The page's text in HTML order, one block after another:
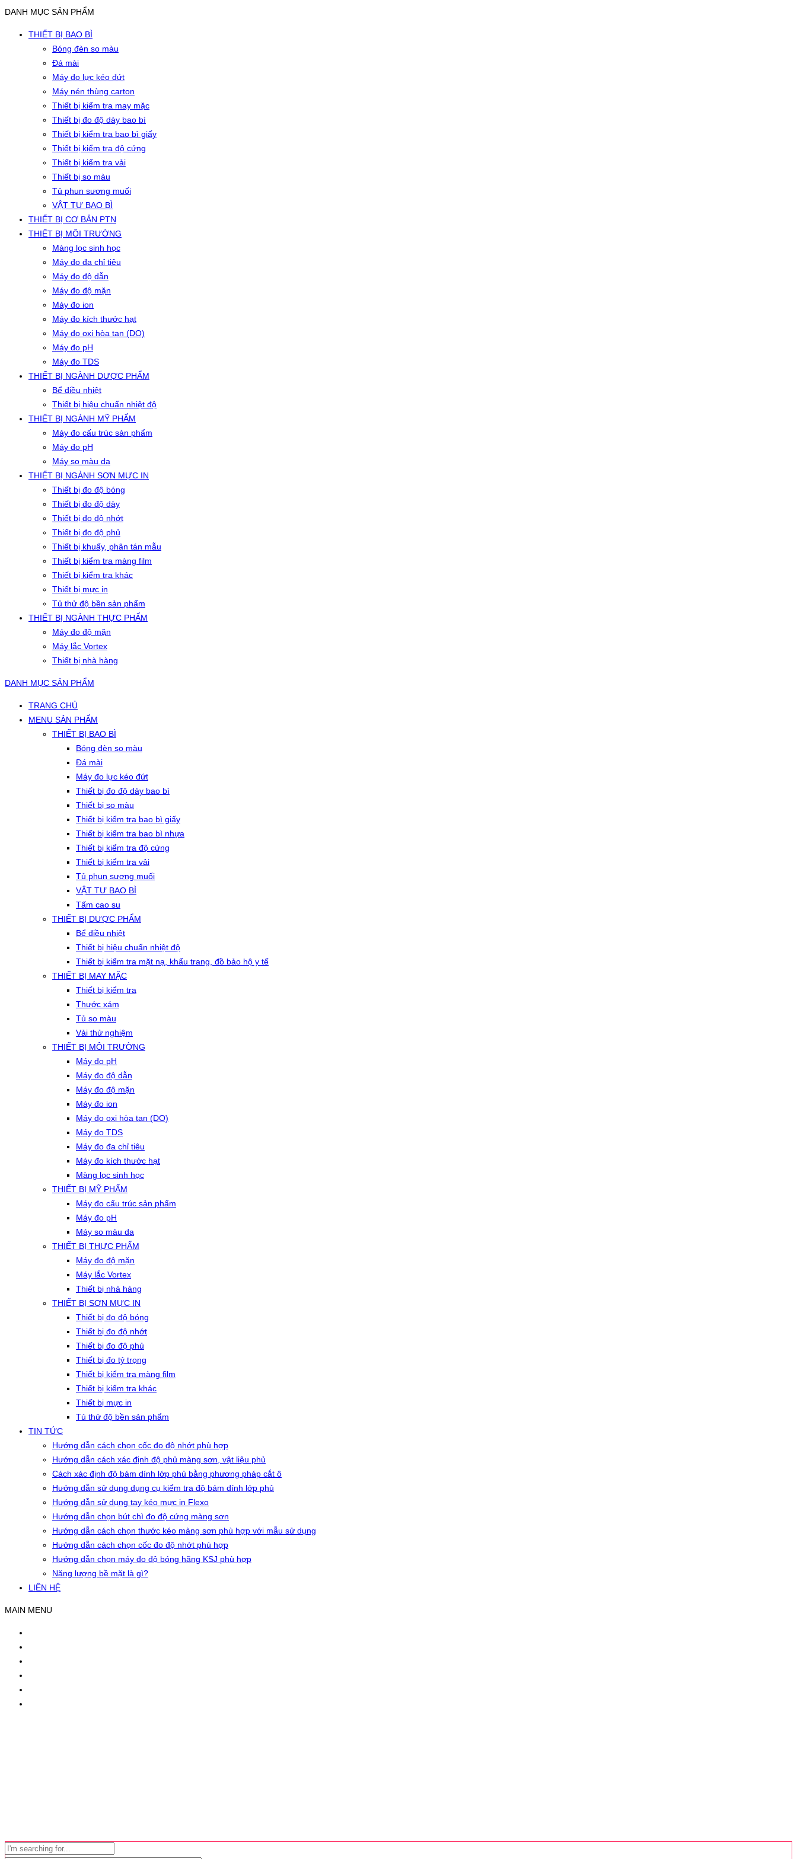
DANH MỤC SẢN PHẨM
THIẾT BỊ BAO BÌ
Bóng đèn so màu
Đá mài
Máy đo lực kéo đứt
Máy nén thùng carton
Thiết bị kiểm tra may mặc
Thiết bị đo độ dày bao bì
Thiết bị kiểm tra bao bì giấy
Thiết bị kiểm tra độ cứng
Thiết bị kiểm tra vải
Thiết bị so màu
Tủ phun sương muối
VẬT TƯ BAO BÌ
THIẾT BỊ CƠ BẢN PTN
THIẾT BỊ MÔI TRƯỜNG
Màng lọc sinh học
Máy đo đa chỉ tiêu
Máy đo độ dẫn
Máy đo độ mặn
Máy đo ion
Máy đo kích thước hạt
Máy đo oxi hòa tan (DO)
Máy đo pH
Máy đo TDS
THIẾT BỊ NGÀNH DƯỢC PHẨM
Bể điều nhiệt
Thiết bị hiệu chuẩn nhiệt độ
THIẾT BỊ NGÀNH MỸ PHẨM
Máy đo cấu trúc sản phẩm
Máy đo pH
Máy so màu da
THIẾT BỊ NGÀNH SƠN MỰC IN
Thiết bị đo độ bóng
Thiết bị đo độ dày
Thiết bị đo độ nhớt
Thiết bị đo độ phủ
Thiết bị khuấy, phân tán mẫu
Thiết bị kiểm tra màng film
Thiết bị kiểm tra khác
Thiết bị mực in
Tủ thử độ bền sản phẩm
THIẾT BỊ NGÀNH THỰC PHẨM
Máy đo độ mặn
Máy lắc Vortex
Thiết bị nhà hàng
DANH MỤC SẢN PHẨM
TRANG CHỦ
MENU SẢN PHẨM
THIẾT BỊ BAO BÌ
Bóng đèn so màu
Đá mài
Máy đo lực kéo đứt
Thiết bị đo độ dày bao bì
Thiết bị so màu
Thiết bị kiểm tra bao bì giấy
Thiết bị kiểm tra bao bì nhựa
Thiết bị kiểm tra độ cứng
Thiết bị kiểm tra vải
Tủ phun sương muối
VẬT TƯ BAO BÌ
Tấm cao su
THIẾT BỊ DƯỢC PHẨM
Bể điều nhiệt
Thiết bị hiệu chuẩn nhiệt độ
Thiết bị kiểm tra mặt nạ, khẩu trang, đồ bảo hộ y tế
THIẾT BỊ MAY MẶC
Thiết bị kiểm tra
Thước xám
Tủ so màu
Vải thử nghiệm
THIẾT BỊ MÔI TRƯỜNG
Máy đo pH
Máy đo độ dẫn
Máy đo độ mặn
Máy đo ion
Máy đo oxi hòa tan (DO)
Máy đo TDS
Máy đo đa chỉ tiêu
Máy đo kích thước hạt
Màng lọc sinh học
THIẾT BỊ MỸ PHẨM
Máy đo cấu trúc sản phẩm
Máy đo pH
Máy so màu da
THIẾT BỊ THỰC PHẨM
Máy đo độ mặn
Máy lắc Vortex
Thiết bị nhà hàng
THIẾT BỊ SƠN MỰC IN
Thiết bị đo độ bóng
Thiết bị đo độ nhớt
Thiết bị đo độ phủ
Thiết bị đo tỷ trọng
Thiết bị kiểm tra màng film
Thiết bị kiểm tra khác
Thiết bị mực in
Tủ thử độ bền sản phẩm
TIN TỨC
Hướng dẫn cách chọn cốc đo độ nhớt phù hợp
Hướng dẫn cách xác định độ phủ màng sơn, vật liệu phủ
Cách xác định độ bám dính lớp phủ bằng phương pháp cắt ô
Hướng dẫn sử dụng dụng cụ kiểm tra độ bám dính lớp phủ
Hướng dẫn sử dụng tay kéo mực in Flexo
Hướng dẫn chọn bút chì đo độ cứng màng sơn
Hướng dẫn cách chọn thước kéo màng sơn phù hợp với mẫu sử dụng
Hướng dẫn cách chọn cốc đo độ nhớt phù hợp
Hướng dẫn chọn máy đo độ bóng hãng KSJ phù hợp
Năng lượng bề mặt là gì?
LIÊN HỆ
MAIN MENU